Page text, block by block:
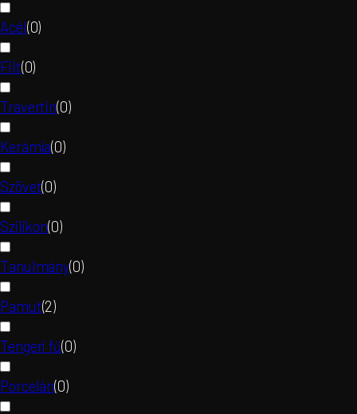
Acél(0)
Filt(0)
Travertin(0)
Kerámia(0)
Szövet(0)
Szilikon(0)
Tanulmány(0)
Pamut(2)
Tengeri fű(0)
Porcelán(0)